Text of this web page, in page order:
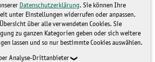
Datenschutzerklärung. Sie können Ihre
unter Einstellungen widerrufen oder anpassen.
über alle verwendeten Cookies. Sie
zu ganzen Kategorien geben oder sich weitere
lassen und so nur bestimmte Cookies auswählen.
Analyse-Drittanbieter
UMWELTBILDUNG